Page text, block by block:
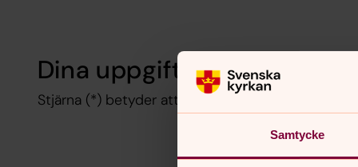
Samtycke
Dina uppgifter
Stjärna (*) betyder att du måste fylla i fältet.